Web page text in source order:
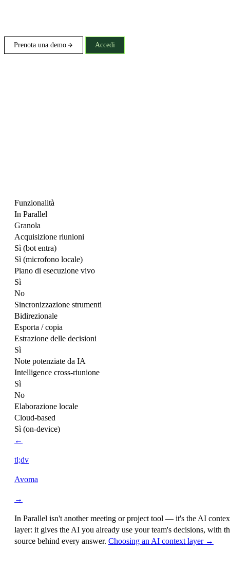
Prenota una demo Accedi
Funzionalità
In Parallel
Granola
Acquisizione riunioni
Sì (bot entra)
Sì (microfono locale)
Piano di esecuzione vivo
Sì
No
Sincronizzazione strumenti
Bidirezionale
Esporta / copia
Estrazione delle decisioni
Sì
Note potenziate da IA
Intelligence cross-riunione
Sì
No
Elaborazione locale
Cloud-based
Sì (on-device)
←
tl;dv
Avoma
→
In Parallel isn't another meeting or project tool — it's the AI
layer: it gives the AI you already use your team's decisions, with
source behind every answer. Choosing an AI context layer →